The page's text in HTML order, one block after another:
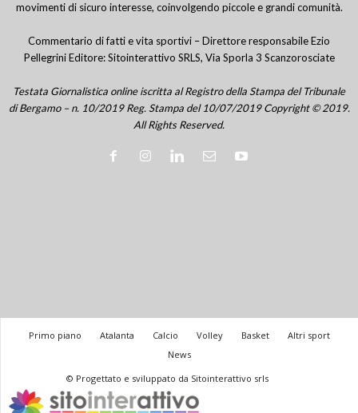
movimenti di sicuro interesse, coinvolgendo piccole e grandi comunità.
Commentario di fatti e vita sportivi – Direttore responsabile Ezio
Pellegrini Editore: Sitointerattivo SRLS, Via Sporla 3 Scanzorosciate
Testata Giornalistica online iscritta al Registro della Stampa del Tribunale
di Bergamo – n. 10/2019 Reg. Stampa del 10/07/2019 Copyright © 2019.
All Rights Reserved.
Primo piano Atalanta Calcio Volley Basket
Altri sport
News
© Progettato e sviluppato da Sitointerattivo srls